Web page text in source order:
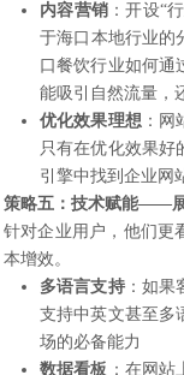
内容营销 ：开设“
于海口本地行业的
口餐饮行业如何通
能吸引自然流量，
优化效果理想：网
只有在优化效果好
引擎中找到企业网
策略五：技术赋能——
针对企业用户，他们更
本增效。
多语言支持：如果
支持中英文甚至多
场的必备能力
数据看板 ：在网站